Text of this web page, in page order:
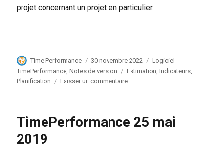
projet concernant un projet en particulier.
Auteur
Time Performance
Publié
le
30 novembre 2022 Catégories
Logiciel
TimePerformance ,Notes de version Étiquettes
Estimation ,Indicateurs
Planification
Laisser un commentairesur
2022
TimePerformance 25 mai
2019